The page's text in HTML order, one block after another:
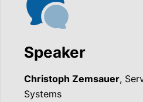
Speaker
Christoph Zemsauer,
Systems